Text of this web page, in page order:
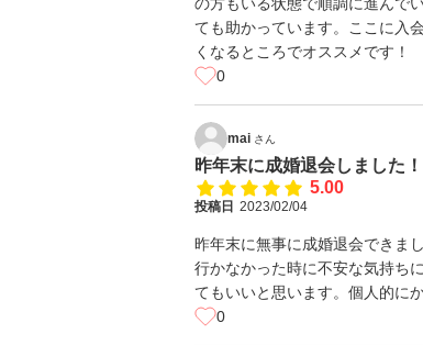
ても助かっています。ここに入
くなるところでオススメです！
0
mai さん
昨年末に成婚退会しました！
5.00
投稿日 2023/02/04
昨年末に無事に成婚退会できま
行かなかった時に不安な気持ち
てもいいと思います。個人的に
0